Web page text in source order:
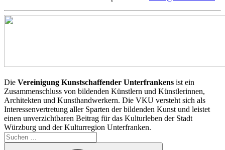
Die Vereinigung Kunstschaffender Unterfrankens ist ein
Zusammenschluss von bildenden Künstlern und Künstlerinnen,
Architekten und Kunsthandwerkern. Die VKU versteht sich als
Interessenvertretung aller Sparten der bildenden Kunst und leistet
einen unverzichtbaren Beitrag für das Kulturleben der Stadt
Würzburg und der Kulturregion Unterfranken.
Suchen
nach: